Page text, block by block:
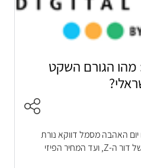
מהו הגורם השקט
יום האהבה מסמל דווקא נורת
אזהרה. החל ממגיפת הניתוק של דור ה-Z, ועד המחיר הפיזי